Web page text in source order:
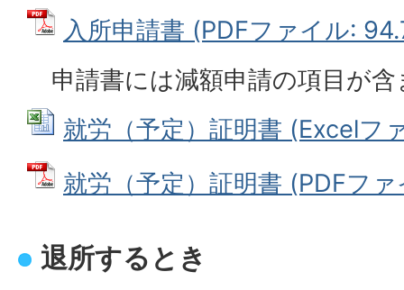
入所申請書 (PDFファイル:
申請書には減額申請の項目が
就労（予定）証明書 (Excelフ
就労（予定）証明書 (PDFフ
退所するとき